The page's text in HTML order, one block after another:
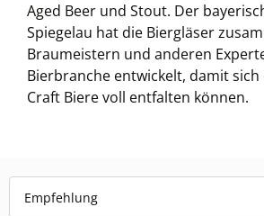
Aged Beer und Stout. Der
Spiegelau hat die Biergläser
Braumeistern und anderen
Bierbranche entwickelt, damit
Craft Biere voll entfalten können.